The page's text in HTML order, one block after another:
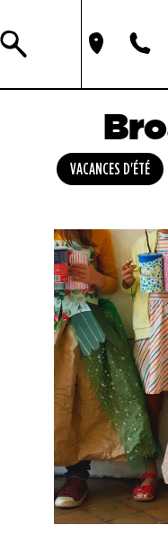
VACANCES D'ÉTÉ